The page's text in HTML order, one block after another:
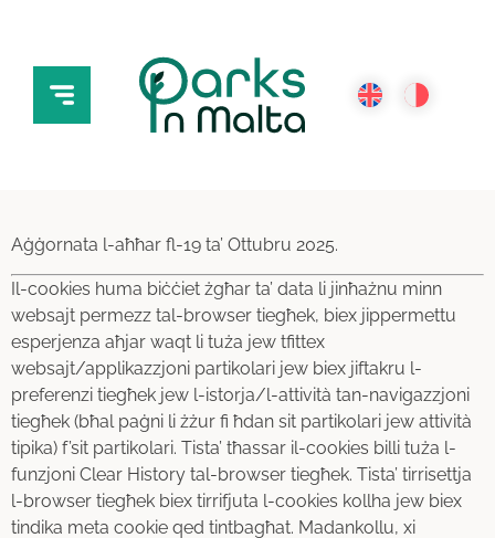
Aġġornata l-aħħar fl-19 ta’ Ottubru 2025.
Il-cookies huma biċċiet żgħar ta’ data li jinħażnu minn
websajt permezz tal-browser tiegħek, biex jippermettu
esperjenza aħjar waqt li tuża jew tfittex
websajt/applikazzjoni partikolari jew biex jiftakru l-
preferenzi tiegħek jew l-istorja/l-attività tan-navigazzjoni
tiegħek (bħal paġni li żżur fi ħdan sit partikolari jew attività
tipika) f’sit partikolari. Tista’ tħassar il-cookies billi tuża l-
funzjoni Clear History tal-browser tiegħek. Tista’ tirrisettja
l-browser tiegħek biex tirrifjuta l-cookies kollha jew biex
tindika meta cookie qed tintbagħat. Madankollu, xi